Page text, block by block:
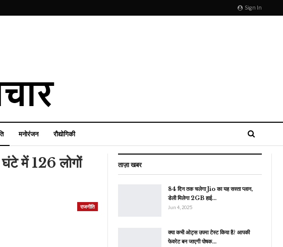
Sign In
मनोरंजन रौद्योगिकी
में 126 लोगों
राजनीति
ताज़ा खबर
84 दिन तक चलेगा Jio का यह सस्ता प्लान,
डेली मिलेगा 2GB हाई…
Jun 4, 2025
क्या कभी ओट्स उपमा टेस्ट किया है? आपकी
फेवरेट बन जाएगी पोषक…